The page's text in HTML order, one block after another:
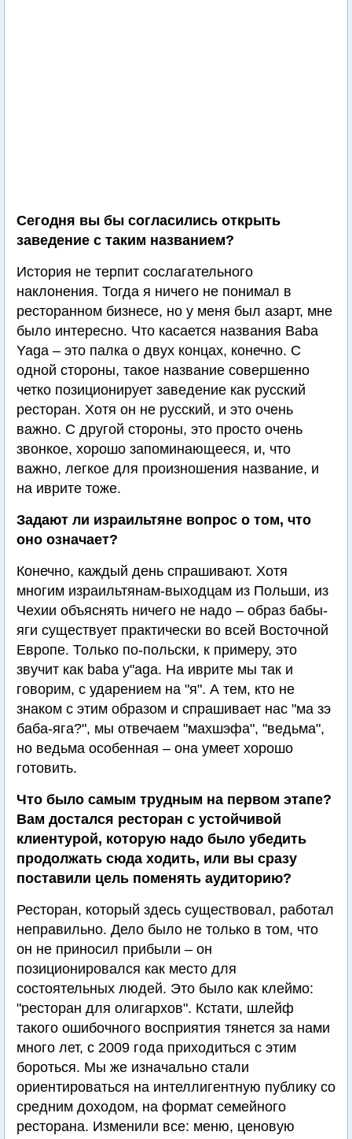
Сегодня вы бы согласились открыть
заведение с таким названием?
История не терпит сослагательного
наклонения. Тогда я ничего не понимал в
ресторанном бизнесе, но у меня был азарт, мне
было интересно. Что касается названия Baba
Yaga – это палка о двух концах, конечно. С
одной стороны, такое название совершенно
четко позиционирует заведение как русский
ресторан. Хотя он не русский, и это очень
важно. С другой стороны, это просто очень
звонкое, хорошо запоминающееся, и, что
важно, легкое для произношения название, и
на иврите тоже.
Задают ли израильтяне вопрос о том, что
оно означает?
Конечно, каждый день спрашивают. Хотя
многим израильтянам-выходцам из Польши, из
Чехии объяснять ничего не надо – образ бабы-
яги существует практически во всей Восточной
Европе. Только по-польски, к примеру, это
звучит как baba y"aga. На иврите мы так и
говорим, с ударением на "я". А тем, кто не
знаком с этим образом и спрашивает нас "ма зэ
баба-яга?", мы отвечаем "махшэфа", "ведьма",
но ведьма особенная – она умеет хорошо
готовить.
Что было самым трудным на первом этапе?
Вам достался ресторан с устойчивой
клиентурой, которую надо было убедить
продолжать сюда ходить, или вы сразу
поставили цель поменять аудиторию?
Ресторан, который здесь существовал, работал
неправильно. Дело было не только в том, что
он не приносил прибыли – он
позиционировался как место для
состоятельных людей. Это было как клеймо:
"ресторан для олигархов". Кстати, шлейф
такого ошибочного восприятия тянется за нами
много лет, с 2009 года приходиться с этим
бороться. Мы же изначально стали
ориентироваться на интеллигентную публику со
средним доходом, на формат семейного
ресторана. Изменили все: меню, ценовую